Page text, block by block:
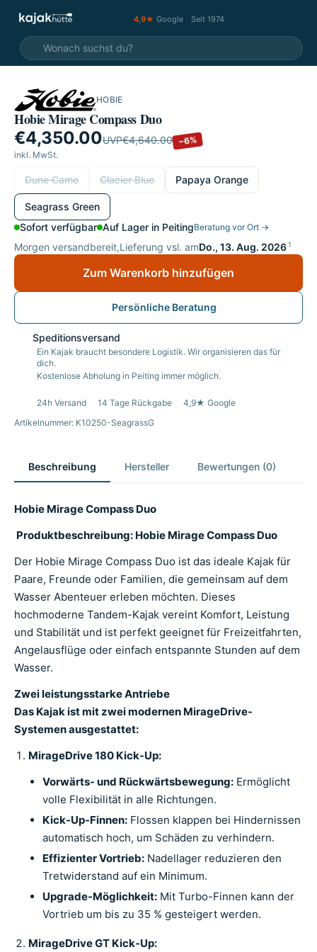
4,9★ Google · Seit 1974
SALE HOBIE
Hobie Mirage Compass Duo
€4,350.00UVP€4,640.00 −6%
inkl. MwSt.
wählen
Dune Camo Glacier Blue Papaya Orange
Seagrass Green
Sofort verfügbar Auf Lager in PeitingBeratung vor Ort →
Morgen versandbereit,Lieferung vsl. amDo., 13. Aug. 20261
Zum Warenkorb hinzufügen
Persönliche Beratung
Speditionsversand
Ein Kajak braucht besondere Logistik. Wir organisieren das für
dich.
Kostenlose Abholung in Peiting immer möglich.
24h Versand 14 Tage Rückgabe
4,9★ Google
Artikelnummer: K10250-SeagrassG
Beschreibung Hersteller Bewertungen (0)
Hobie Mirage Compass Duo
Produktbeschreibung: Hobie Mirage Compass Duo
Der Hobie Mirage Compass Duo ist das ideale Kajak für
Paare, Freunde oder Familien, die gemeinsam auf dem
Wasser Abenteuer erleben möchten. Dieses
hochmoderne Tandem-Kajak vereint Komfort, Leistung
und Stabilität und ist perfekt geeignet für Freizeitfahrten,
Angelausflüge oder einfach entspannte Stunden auf dem
Wasser.
Zwei leistungsstarke Antriebe
Das Kajak ist mit zwei modernen MirageDrive-
Systemen ausgestattet:
MirageDrive 180 Kick-Up:
Vorwärts- und Rückwärtsbewegung: Ermöglicht
volle Flexibilität in alle Richtungen.
Kick-Up-Finnen: Flossen klappen bei Hindernissen
automatisch hoch, um Schäden zu verhindern.
Effizienter Vortrieb: Nadellager reduzieren den
Tretwiderstand auf ein Minimum.
Upgrade-Möglichkeit: Mit Turbo-Finnen kann der
Vortrieb um bis zu 35 % gesteigert werden.
MirageDrive GT Kick-Up: